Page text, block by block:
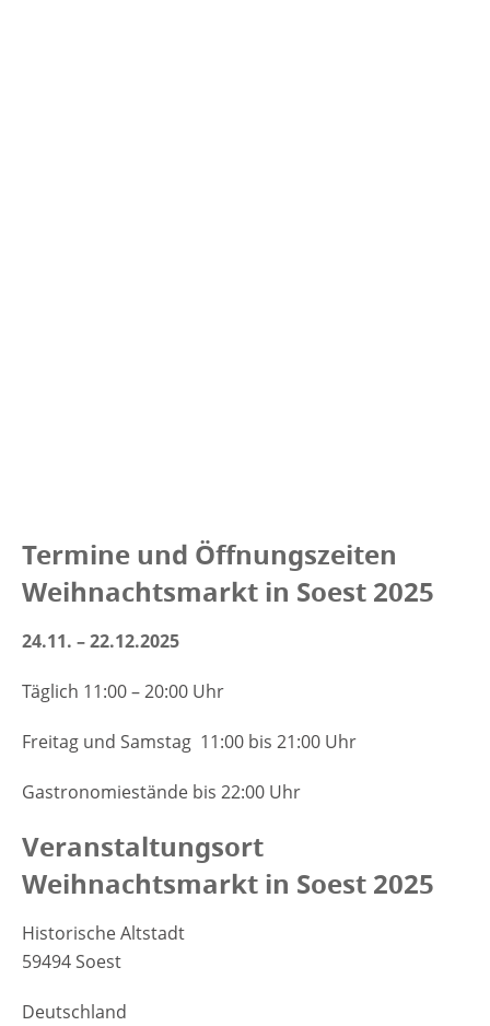
Termine und Öffnungszeiten
Weihnachtsmarkt in Soest 2025
24.11. – 22.12.2025
Täglich 11:00 – 20:00 Uhr
Freitag und Samstag 11:00 bis 21:00 Uhr
Gastronomiestände bis 22:00 Uhr
Veranstaltungsort
Weihnachtsmarkt in Soest 2025
Historische Altstadt
59494 Soest
Deutschland